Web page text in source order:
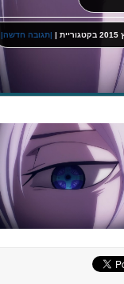
בקטגוריית | |תגובה חדשה|